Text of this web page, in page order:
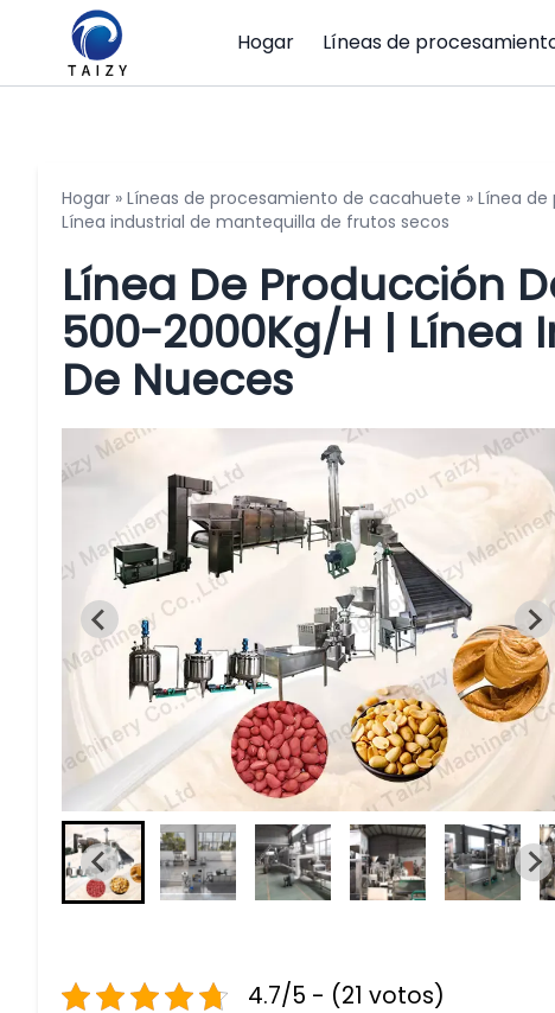
Hogar Líneas de
Hogar » Líneas de procesamiento de cacahuete » Línea
Línea industrial de mantequilla de frutos secos
Línea De Producción
500-2000Kg/h | Línea
De Nueces
4.7/5 - (21 votos)